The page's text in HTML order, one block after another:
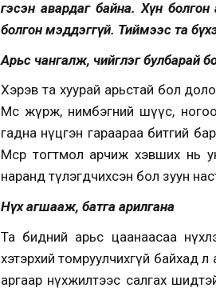
гэсэн авардаг байна. Хүн
болгон мэддэггүй. Тиймээс та
Арьс чангалж, чийглэг булбарай
Хэрэв та хуурай арьстай бол
Мөсөө жүрж, нимбэгний шүүс,
гадна нүцгэн гараараа битгий
Мөсөөр тогтмол арчиж хэвших нь
наранд түлэгдчихсэн бол зуун
Нүх агшааж, батга арилгана
Та бидний арьс цаанаасаа
хэтэрхий томруулчихгүй байхад
аргаар нүхжилтээс салгах